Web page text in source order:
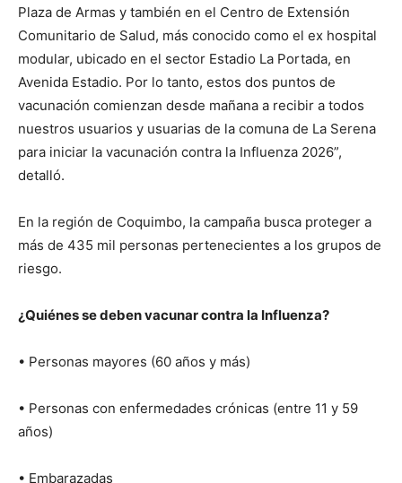
Plaza de Armas y también en el Centro de Extensión
Comunitario de Salud, más conocido como el ex hospital
modular, ubicado en el sector Estadio La Portada, en
Avenida Estadio. Por lo tanto, estos dos puntos de
vacunación comienzan desde mañana a recibir a todos
nuestros usuarios y usuarias de la comuna de La Serena
para iniciar la vacunación contra la Influenza 2026”,
detalló.
En la región de Coquimbo, la campaña busca proteger a
más de 435 mil personas pertenecientes a los grupos de
riesgo.
¿Quiénes se deben vacunar contra la Influenza?
• Personas mayores (60 años y más)
• Personas con enfermedades crónicas (entre 11 y 59
años)
• Embarazadas